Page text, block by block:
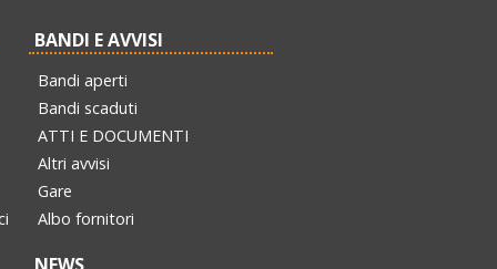
BANDI E AVVISI
Bandi aperti
Bandi scaduti
ATTI E DOCUMENTI
Altri avvisi
Gare
Albo fornitori
NEWS